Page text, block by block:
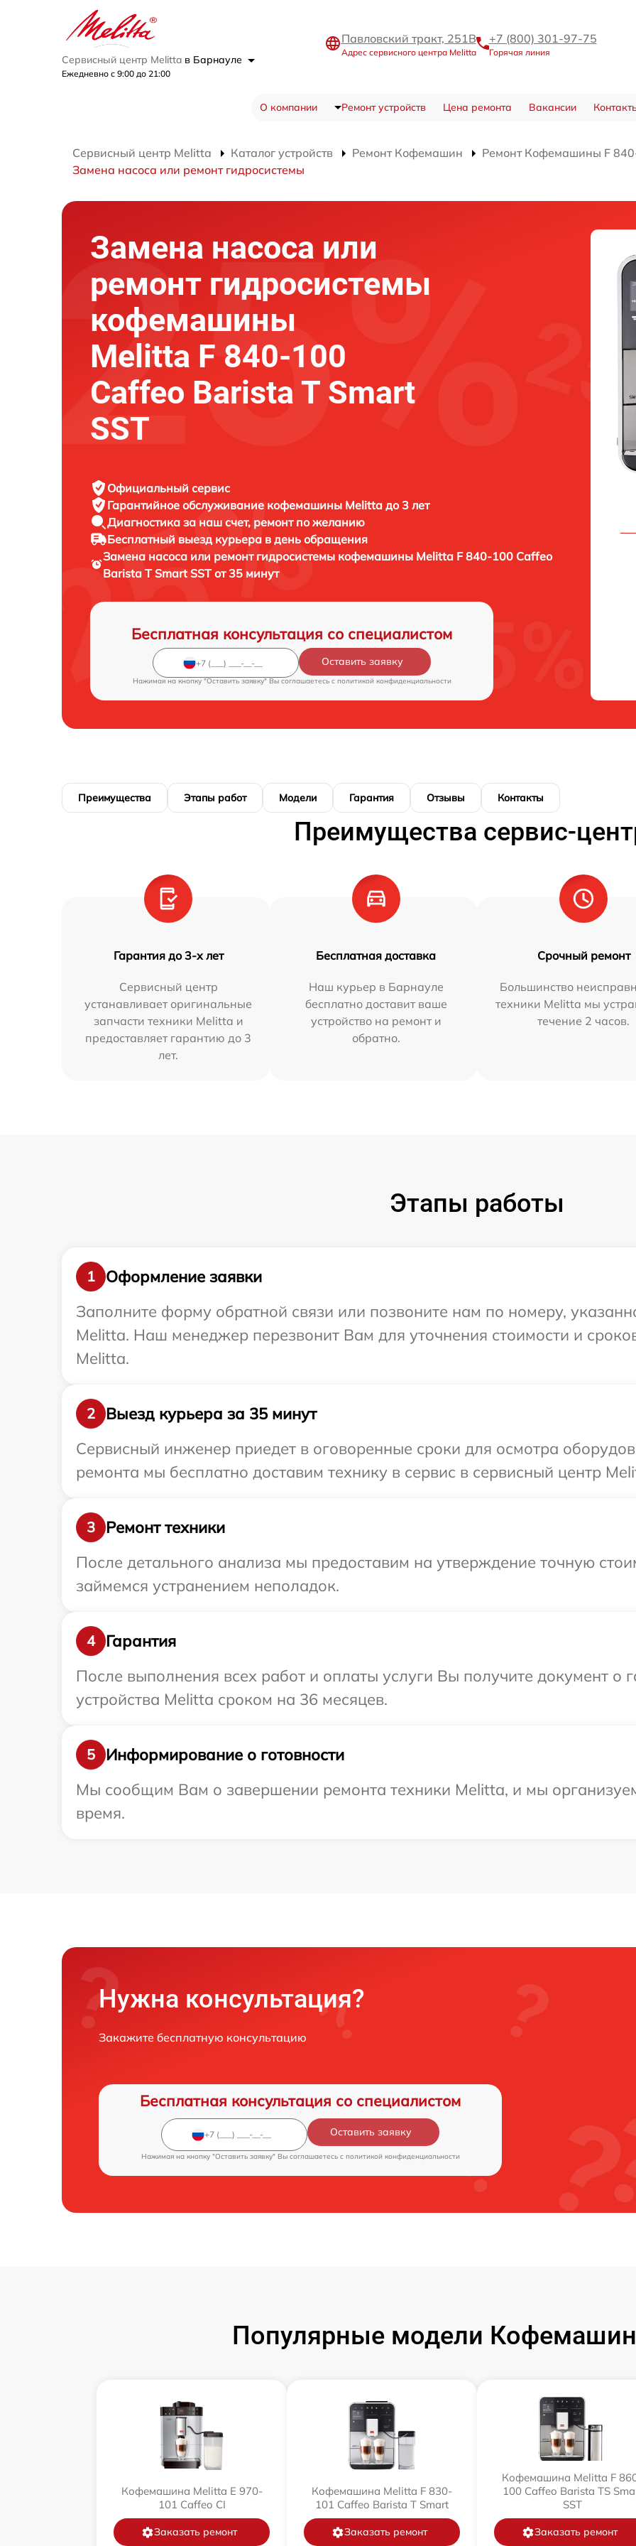
Сервисный центр Melitta в Барнауле
Ежедневно с 9:00 до 21:00
Павловский тракт, 251В
Адрес сервисного центра Melitta
+7 (800) 301-97-75
Горячая линия
О компании Ремонт устройств Цена ремонта Вакансии
Сервисный центр Melitta Каталог устройств Ремонт Кофемашин
Ремонт Кофемашины F
Замена насоса или ремонт гидросистемы
Замена насоса или
ремонт гидросистемы
кофемашины
Melitta F 840-100
Caffeo Barista T Smart
SST
Официальный сервис
Гарантийное обслуживание кофемашины Melitta до 3 лет
Диагностика за наш счет, ремонт по желанию
Бесплатный выезд курьера в день обращения
Замена насоса или ремонт гидросистемы кофемашины Melitta F 840-100 Caffeo
Barista T Smart SST от 35 минут
Бесплатная консультация со специалистом
Оставить заявку
Нажимая на кнопку "Оставить заявку" Вы соглашаетесь c политикой конфиденциальности
Преимущества Этапы работ Модели Гарантия Отзывы Контакты
Преимущества сервис-
Гарантия до 3-х лет
Сервисный центр
устанавливает оригинальные
запчасти техники Melitta и
предоставляет гарантию до 3
лет.
Бесплатная доставка
Наш курьер в Барнауле
бесплатно доставит ваше
устройство на ремонт и
обратно.
Срочный ремонт
Большинство
техники Melitta мы
течение 2 часов.
Этапы работы
1
Оформление заявки
Заполните форму обратной связи или позвоните нам по номеру,
Melitta. Наш менеджер перезвонит Вам для уточнения стоимости и
Melitta.
2
Выезд курьера за 35 минут
Сервисный инженер приедет в оговоренные сроки для осмотра
ремонта мы бесплатно доставим технику в сервис в сервисный центр
3
Ремонт техники
После детального анализа мы предоставим на утверждение точную
займемся устранением неполадок.
4
Гарантия
После выполнения всех работ и оплаты услуги Вы получите документ о
устройства Melitta сроком на 36 месяцев.
5
Информирование о готовности
Мы сообщим Вам о завершении ремонта техники Melitta, и мы
время.
Нужна консультация?
Закажите бесплатную консультацию
Бесплатная консультация со специалистом
Оставить заявку
Нажимая на кнопку "Оставить заявку" Вы соглашаетесь c политикой конфиденциальности
Популярные модели
Кофемашина Melitta Е 970-
101 Caffeo CI
Заказать ремонт
Кофемашина Melitta F 830-
101 Caffeo Barista T Smart
Заказать ремонт
Кофемашина Melitta F
100 Caffeo Barista TS
SST
Заказать ремонт